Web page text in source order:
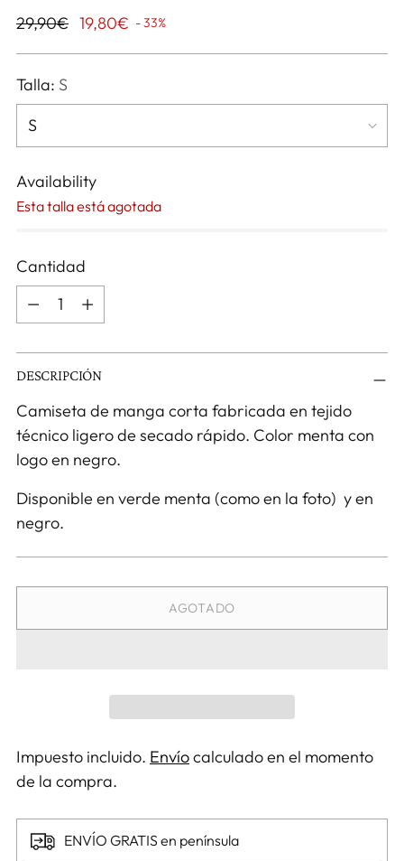
Precio
29,90€ 19,80€ - 33%
Talla: S
Availability
Esta talla está agotada
Cantidad
Cantidad
DESCRIPCIÓN
Camiseta de manga corta fabricada en tejido
técnico ligero de secado rápido. Color menta con
logo en negro.
Disponible en verde menta (como en la foto) y en
negro.
AGOTADO
Impuesto incluido. Envíocalculado en el momento
de la compra.
ENVÍO GRATIS en península